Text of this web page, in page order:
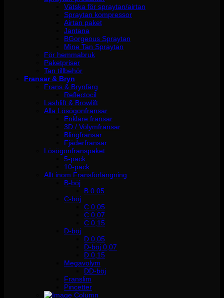
Vätska för spraytan/airtan
Spraytan kompressor
Airtan paket
Jantana
BGorgeous Spraytan
Mine Tan Spraytan
För hemmabruk
Paketpriser
Tan tillbehör
Fransar & Bryn
Frans & Brynfärg
Reflectocil
Lashlift & Browlift
Alla Lösögonfransar
Enklare fransar
3D / Volymfransar
Blingfransar
Fjäderfransar
Lösögonfranspaket
5-pack
10-pack
Allt inom Fransförlängning
B-böj
B 0.05
C-böj
C 0,05
C 0,07
C 0,15
D-böj
D 0,05
D-böj 0,07
D 0,15
Megavolym
DD-böj
Franslim
Pincetter